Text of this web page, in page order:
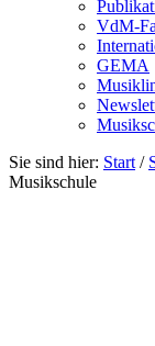
VdM-
GEMA
Sie sind hier: Start /
Musikschule